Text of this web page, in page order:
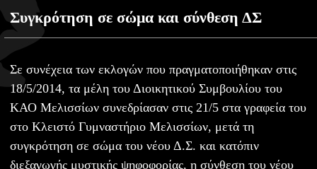
Συγκρότηση σε σώμα και σύνθεση ΔΣ
Σε συνέχεια των εκλογών που πραγματοποιήθηκαν στις
18/5/2014, τα μέλη του Διοικητικού Συμβουλίου του
ΚΑΟ Μελισσίων συνεδρίασαν στις 21/5 στα γραφεία του
στο Κλειστό Γυμναστήριο Μελισσίων, μετά τη
συγκρότηση σε σώμα του νέου Δ.Σ. και κατόπιν
διεξαγωγής μυστικής ψηφοφορίας, η σύνθεση του νέου